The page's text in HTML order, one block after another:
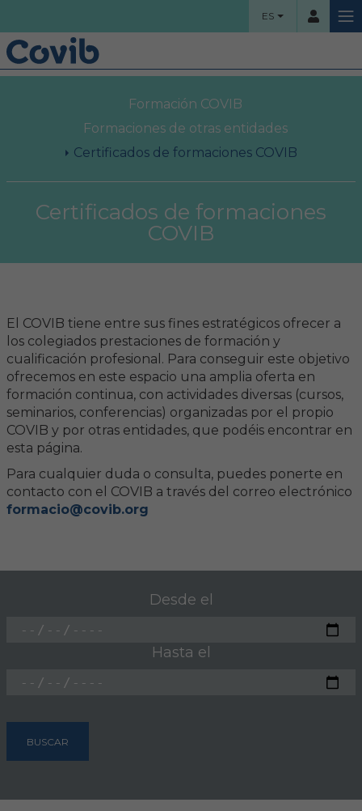
ES
Contraseña
HOME
Organigrama
Área Colegial
Bolsa de trabajo
FORMACIÓN
Formación COVIB
Formaciones de otras entidades
ACTUALIDAD
Notas de prensa
Hemeroteca
Formación COVIB
Formaciones de otras entidades
Certificados de formaciones COVIB
Certificados de formaciones
COVIB
El COVIB tiene entre sus fines estratégicos ofrecer a
los colegiados prestaciones de formación y
cualificación profesional. Para conseguir este objetivo
ofrecemos en este espacio una amplia oferta en
formación continua, con actividades diversas (cursos,
seminarios, conferencias) organizadas por el propio
COVIB y por otras entidades, que podéis encontrar en
esta página.
Para cualquier duda o consulta, puedes ponerte en
contacto con el COVIB a través del correo electrónico
formacio@covib.org
Desde el
Hasta el
BUSCAR